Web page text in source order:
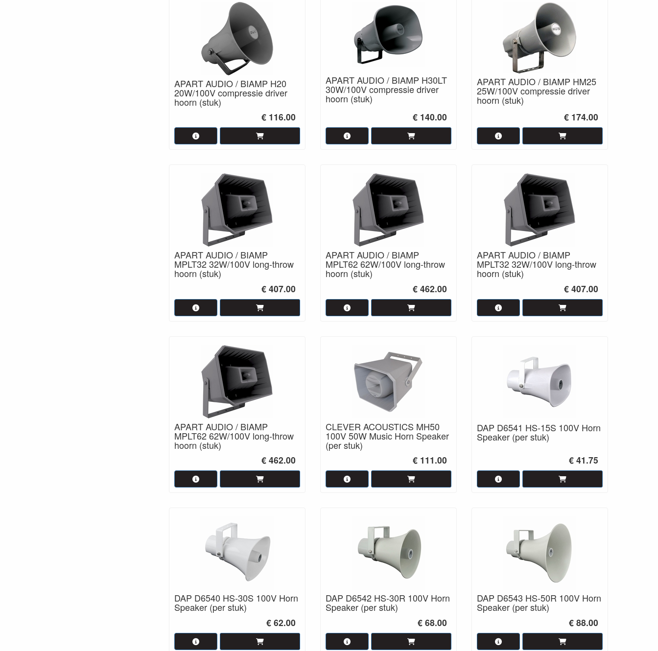
APART AUDIO / BIAMP H20
20W/100V compressie driver
hoorn (stuk)
€ 116.00
APART AUDIO / BIAMP H30LT
30W/100V compressie driver
hoorn (stuk)
€ 140.00
APART AUDIO / BIAMP HM25
25W/100V compressie driver
hoorn (stuk)
€ 174.00
APART AUDIO / BIAMP
MPLT32 32W/100V long-throw
hoorn (stuk)
€ 407.00
APART AUDIO / BIAMP
MPLT62 62W/100V long-throw
hoorn (stuk)
€ 462.00
APART AUDIO / BIAMP
MPLT32 32W/100V long-throw
hoorn (stuk)
€ 407.00
APART AUDIO / BIAMP
MPLT62 62W/100V long-throw
hoorn (stuk)
€ 462.00
CLEVER ACOUSTICS MH50
100V 50W Music Horn Speaker
(per stuk)
€ 111.00
DAP D6541 HS-15S 100V Horn
Speaker (per stuk)
€ 41.75
DAP D6540 HS-30S 100V Horn
Speaker (per stuk)
€ 62.00
DAP D6542 HS-30R 100V Horn
Speaker (per stuk)
€ 68.00
DAP D6543 HS-50R 100V Horn
Speaker (per stuk)
€ 88.00